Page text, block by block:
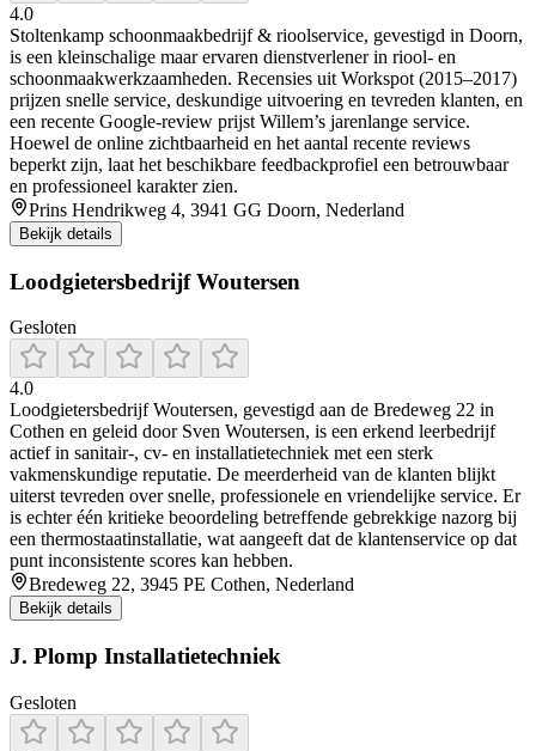
4.0
Stoltenkamp schoonmaakbedrijf & rioolservice, gevestigd in Doorn,
is een kleinschalige maar ervaren dienstverlener in riool- en
schoonmaakwerkzaamheden. Recensies uit Workspot (2015–2017)
prijzen snelle service, deskundige uitvoering en tevreden klanten, en
een recente Google-review prijst Willem’s jarenlange service.
Hoewel de online zichtbaarheid en het aantal recente reviews
beperkt zijn, laat het beschikbare feedbackprofiel een betrouwbaar
en professioneel karakter zien.
Prins Hendrikweg 4, 3941 GG Doorn, Nederland
Bekijk details
Loodgietersbedrijf Woutersen
Gesloten
4.0
Loodgietersbedrijf Woutersen, gevestigd aan de Bredeweg 22 in
Cothen en geleid door Sven Woutersen, is een erkend leerbedrijf
actief in sanitair-, cv- en installatietechniek met een sterk
vakmenskundige reputatie. De meerderheid van de klanten blijkt
uiterst tevreden over snelle, professionele en vriendelijke service. Er
is echter één kritieke beoordeling betreffende gebrekkige nazorg bij
een thermostaatinstallatie, wat aangeeft dat de klantenservice op dat
punt inconsistente scores kan hebben.
Bredeweg 22, 3945 PE Cothen, Nederland
Bekijk details
J. Plomp Installatietechniek
Gesloten